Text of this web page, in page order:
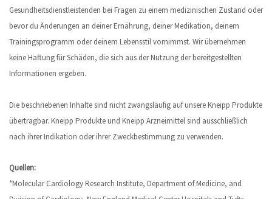
Gesundheitsdienstleistenden bei Fragen zu einem medizinischen Zustand oder
bevor du Änderungen an deiner Ernährung, deiner Medikation, deinem
Trainingsprogramm oder deinem Lebensstil vornimmst. Wir übernehmen
keine Haftung für Schäden, die sich aus der Nutzung der bereitgestellten
Informationen ergeben.
Die beschriebenen Inhalte sind nicht zwangsläufig auf unsere Kneipp Produkte
übertragbar. Kneipp Produkte und Kneipp Arzneimittel sind ausschließlich
nach ihrer Indikation oder ihrer Zweckbestimmung zu verwenden.
Quellen:
*Molecular Cardiology Research Institute, Department of Medicine, and